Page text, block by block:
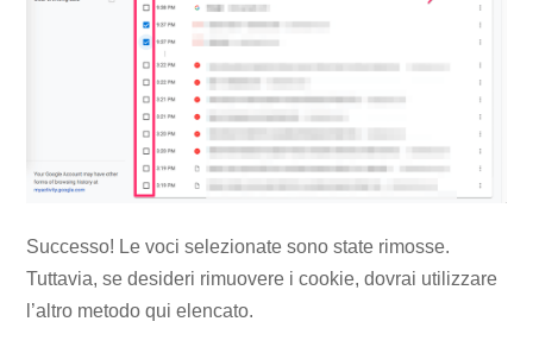
Successo! Le voci selezionate sono state rimosse.
Tuttavia, se desideri rimuovere i cookie, dovrai utilizzare
l’altro metodo qui elencato.